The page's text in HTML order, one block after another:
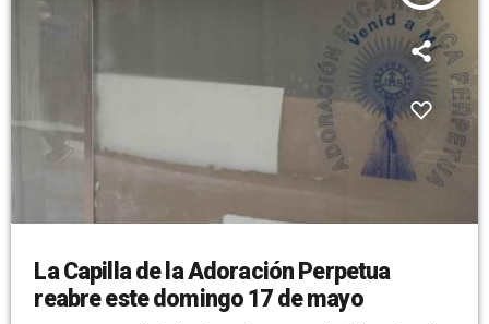
La Capilla de la Adoración Perpetua
reabre este domingo 17 de mayo